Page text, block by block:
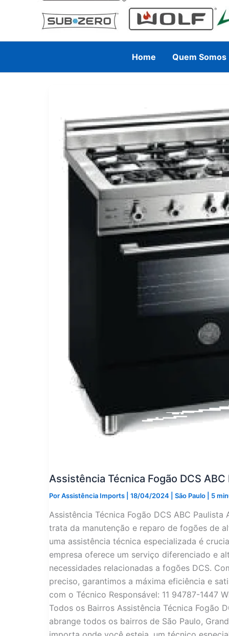
Home Quem Somos
Assistência Técnica Fogão DCS ABC
PorAssistência Imports 18/04/2024 São Paulo 5
Assistência Técnica Fogão DCS ABC
trata da manutenção e reparo de fogões de
uma assistência técnica especializada é
empresa oferece um serviço diferenciado e
necessidades relacionadas a fogões DCS.
preciso, garantimos a máxima eficiência e
com o Técnico Responsável: 11 94787-1447
Todos os Bairros Assistência Técnica Fogão
abrange todos os bairros de São Paulo,